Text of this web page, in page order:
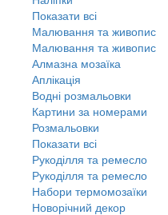
Показати всі
Малювання та живопис
Малювання та живопис
Алмазна мозаїка
Аплікація
Водні розмальовки
Картини за номерами
Розмальовки
Показати всі
Рукоділля та ремесло
Рукоділля та ремесло
Набори термомозаїки
Новорічний декор